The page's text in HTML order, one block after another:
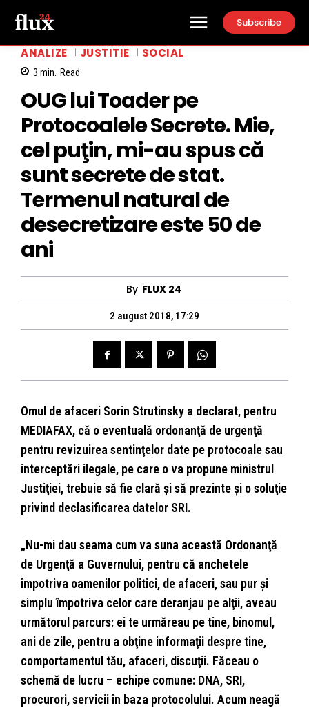
Subscribe
ANALIZE JUSTITIE SOCIAL
3 min. Read
OUG lui Toader pe
Protocoalele Secrete. Mie,
cel puţin, mi-au spus că
sunt secrete de stat.
Termenul natural de
desecretizare este 50 de
ani
By FLUX 24
2 august 2018, 17:29
Omul de afaceri Sorin Strutinsky a declarat, pentru
MEDIAFAX, că o eventuală ordonanţă de urgenţă
pentru revizuirea sentinţelor date pe protocoale sau
interceptări ilegale, pe care o va propune ministrul
Justiţiei, trebuie să fie clară şi să prezinte şi o soluţie
privind declasificarea datelor SRI.
„Nu-mi dau seama cum va suna această Ordonanţă
de Urgenţă a Guvernului, pentru că anchetele
împotriva oamenilor politici, de afaceri, sau pur şi
simplu împotriva celor care deranjau pe alţii, aveau
următorul parcurs: ei te urmăreau pe tine, binomul,
ani de zile, pentru a obţine informaţii despre tine,
comportamentul tău, afaceri, discuţii. Făceau o
schemă de lucru – echipe comune: DNA, SRI,
procurori, servicii în baza protocolului. Acum neagă